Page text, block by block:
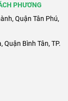
PHƯƠNG
Quận Tân Phú,
Bình Tân, TP.